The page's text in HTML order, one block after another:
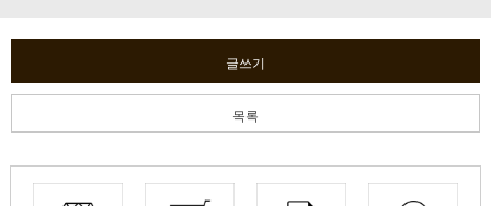
글쓰기
목록